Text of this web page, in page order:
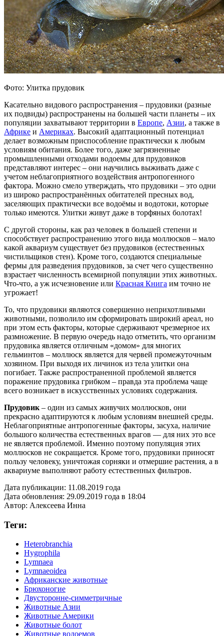
Фото: Улитка прудовик
Касательно видового распространения – прудовики (разные
их подвиды) распространены на большей части планеты – их
популяции захватывают территории в Европе, Азии, а также в
Африке и Америках. Высокий адаптационный потенциал
делает возможным приспособление практически к любым
условиям обитания. Более того, даже загрязненные
промышленными отходами водоемы для прудовиков
представляют интерес – они научились выживать даже с
учетом неблагоприятного воздействия антропогенного
фактора. Можно смело утверждать, что прудовики – это одни
из широко распространённых обитателей пресных вод,
заселяющих практически все водоёмы и водотоки, которые
только имеются. Улитки живут даже в торфяных болотах!
С другой стороны, как раз человек в большей степени и
способствует распространению этого вида моллюсков – мало
какой аквариум существует без прудовиков (естественных
чистильщиков стен). Кроме того, создаются специальные
фермы для разведения прудовиков, за счет чего существенно
взрастает численность всемирной популяции этих животных.
Что-что, а уж исчезновение или Красная Книга им точно не
угрожает!
То, что прудовики являются совершенно неприхотливыми
животными, позволило им сформировать широкий ареал, но
при этом есть факторы, которые сдерживают чрезмерное их
размножение. В первую очередь надо отметить, что организм
прудовика является отличным «домом» для многих
гельминтов – моллюск является для червей промежуточным
хозяином. При выходя их личинок из тела улитки она
погибает. Также распространенной проблемой является
поражение прудовика грибком – правда эта проблема чаще
всего возникает в искусственных условиях содержания.
Прудовик – один из самых живучих моллюсков, они
прекрасно адаптируются к любым условиям внешней среды.
Неблагоприятные антропогенные факторы, засуха, наличие
большого количества естественных врагов — для них это все
не является проблемой. Именно поэтому популяция этих
моллюсков не сокращается. Кроме того, прудовики приносят
пользу человеку, уничтожая сорняки и отмершие растения, а в
аквариуме выполняют работу естественных фильтров.
Дата публикации: 11.08.2019 года
Дата обновления: 29.09.2019 года в 18:04
Автор: Алексеева Инна
Теги:
Heterobranchia
Hygrophila
Lymnaea
Lymnaeoidea
Африканские животные
Брюхоногие
Двусторонне-симметричные
Животные Азии
Животные Америки
Животные болот
Животные водоемов